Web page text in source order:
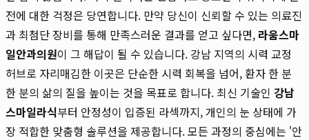
전에 대한 걱정은 당연합니다. 만약 당신이 신뢰할 수 있는 의료진
과 최첨단 장비를 통해 만족스러운 결과를 얻고 싶다면, 라움스마
일안과의원이 그 해답이 될 수 있습니다. 강남 지역의 시력 교정
허브로 자리매김한 이곳은 단순한 시력 회복을 넘어, 환자 한 분
한 분의 삶의 질을 높이는 것을 목표로 합니다. 최신 기술인 강남
스마일라식부터 안정성이 입증된 라섹까지, 개인의 눈 상태에 가
장 적합한 맞춤형 솔루션을 제공합니다. 모든 과정의 중심에는 '안